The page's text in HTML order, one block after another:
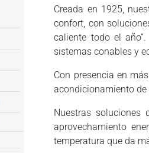
Creada en 1925,
confort, con
caliente todo el
sistemas conables y
Con presencia en
acondicionamiento de
Nuestras
aprovechamiento
temperatura que da